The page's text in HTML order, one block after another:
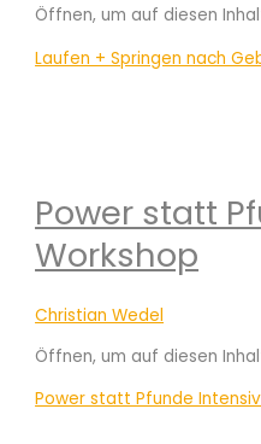
Öffnen, um auf diesen
Laufen + Springen nach
Power statt
Workshop
Christian Wedel
Öffnen, um auf diesen
Power statt Pfunde